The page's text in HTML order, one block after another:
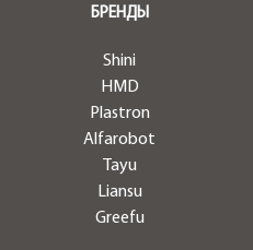
БРЕНДЫ
Shini
HMD
Plastron
Alfarobot
Tayu
Liansu
Greefu